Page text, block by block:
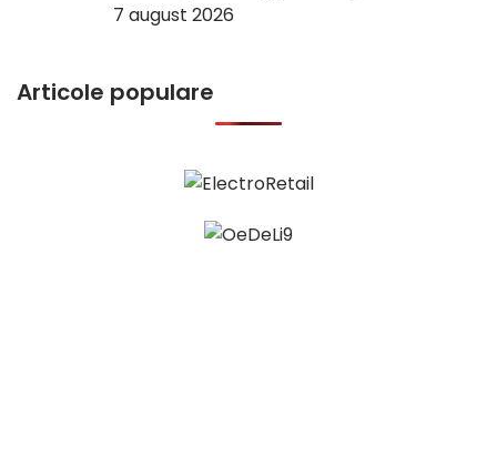
7 august 2026
Articole populare